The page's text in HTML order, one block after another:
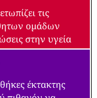
τις
ομάδων
στην υγεία
έκτακτης